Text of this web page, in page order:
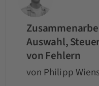
Auswahl,
von Fehlern
von Philipp